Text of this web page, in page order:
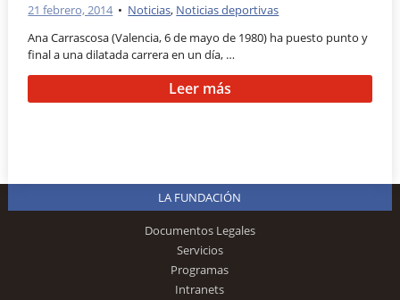
21 febrero, 2014 • Noticias, Noticias deportivas
Ana Carrascosa (Valencia, 6 de mayo de 1980) ha puesto punto y
final a una dilatada carrera en un día, …
Leer más
LA FUNDACIÓN
Documentos Legales
Servicios
Programas
Intranets